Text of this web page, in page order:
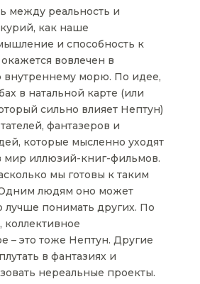
между реальность и
как наше
и способность к
вовлечен в
внутреннему морю. По идее,
в натальной карте (или
сильно влияет Нептун)
фантазеров и
которые мысленно уходят
мир иллюзий-книг-фильмов.
мы готовы к таким
людям оно может
лучше понимать других. По
коллективное
– это тоже Нептун. Другие
в фантазиях и
нереальные проекты.